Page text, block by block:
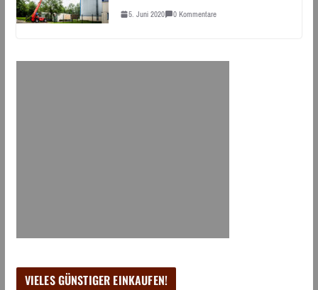
5. Juni 2020 0 Kommentare
VIELES GÜNSTIGER EINKAUFEN!